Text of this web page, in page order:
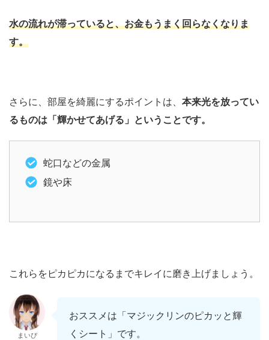
水の流れが滞っていると、お金もうまく回らなくなりま
す。
さらに、部屋を綺麗にするポイントは、 本来光を放ってい
るものは「輝かせてあげる」ということです。
蛇口などの金属
鏡や床
これらをピカピカになるまでキレイに磨き上げましょう。
まいぴ
おススメは「マジックリンのピカッと輝
くシート」です。